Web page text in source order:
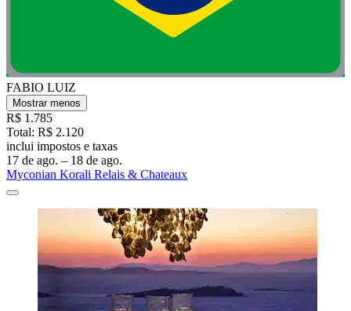
FABIO LUIZ
Mostrar menos
R$ 1.785
Total: R$ 2.120
inclui impostos e taxas
17 de ago. – 18 de ago.
Myconian Korali Relais & Chateaux